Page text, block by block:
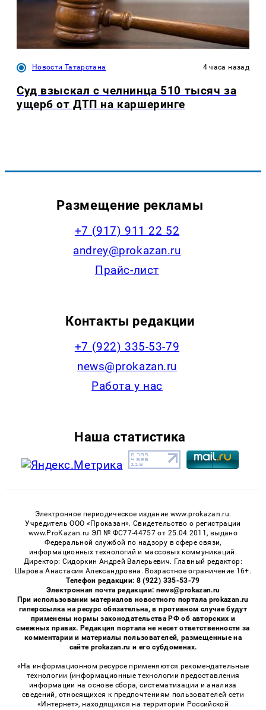
Новости Татарстана 4 часа назад
Суд взыскал с челнинца 510 тысяч за
ущерб от ДТП на каршеринге
Размещение рекламы
+7 (917) 911 22 52
andrey@prokazan.ru
Прайс-лист
Контакты редакции
+7 (922) 335-53-79
news@prokazan.ru
Работа у нас
Наша статистика
Электронное периодическое издание www.prokazan.ru.
Учредитель ООО «Проказан». Cвидетельство о регистрации
www.ProKazan.ru ЭЛ № ФС77-44757 от 25.04.2011, выдано
Федеральной службой по надзору в сфере связи,
информационных технологий и массовых коммуникаций.
Директор: Сидоркин Андрей Валерьевич. Главный редактор:
Шарова Анастасия Александровна. Возрастное ограничение 16+.
Телефон редакции: 8 (922) 335-53-79
Электронная почта редакции: news@prokazan.ru
При использовании материалов новостного портала prokazan.ru
гиперссылка на ресурс обязательна, в противном случае будут
применены нормы законодательства РФ об авторских и
смежных правах. Редакция портала не несет ответственности за
комментарии и материалы пользователей, размещенные на
сайте prokazan.ru и его субдоменах.
«На информационном ресурсе применяются рекомендательные
технологии (информационные технологии предоставления
информации на основе сбора, систематизации и анализа
сведений, относящихся к предпочтениям пользователей сети
«Интернет», находящихся на территории Российской